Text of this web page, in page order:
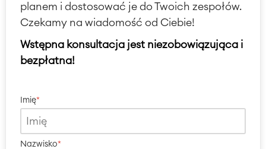
planem i dostosować je do Twoich zespołów.
Czekamy na wiadomość od Ciebie!
Wstępna konsultacja jest niezobowiązująca i
bezpłatna!
Imię*
Nazwisko*